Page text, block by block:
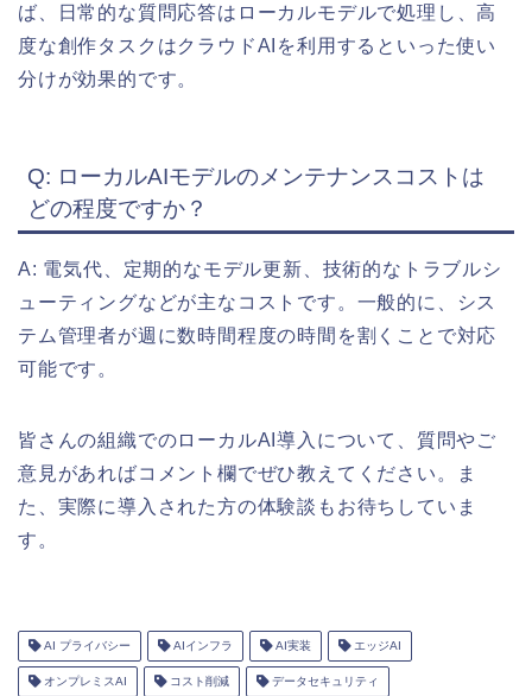
ば、日常的な質問応答はローカルモデルで処理し、高
度な創作タスクはクラウドAIを利用するといった使い
分けが効果的です。
Q: ローカルAIモデルのメンテナンスコストは
どの程度ですか？
A: 電気代、定期的なモデル更新、技術的なトラブルシ
ューティングなどが主なコストです。一般的に、シス
テム管理者が週に数時間程度の時間を割くことで対応
可能です。
皆さんの組織でのローカルAI導入について、質問やご
意見があればコメント欄でぜひ教えてください。ま
た、実際に導入された方の体験談もお待ちしていま
す。
AI プライバシー AIインフラ AI実装 エッジAI
オンプレミスAI コスト削減 データセキュリティ